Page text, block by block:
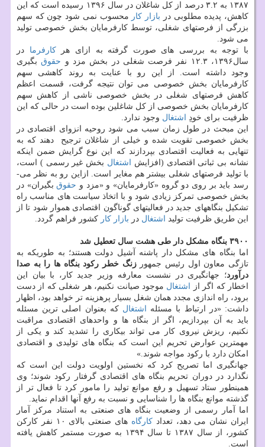
۱۳۸۷ به ۳.۲ درصد از كل شاغلان در سال ۱۳۹۶ رسیده است كه این
كاهش، پدیده مطلوبی در بازار كار محسوب نمی­ شود چون كه سهم
بزرگی از فرصت­های شغلی، توسط كارفرمایان بخش خصوصی تولید
می­ شود.
با توجه به بررسی­ های صورت گرفته به ازای هركارفرما در
سال۱۳۹۶، ۱۲.۳ نفر فرصت شغلی در بخش مزد و
حقوقبگیری
وجود داشته است. از این رو با عنایت به روند كاهشی سهم
كارفرمایان بخش خصوصی­ می­ توان نتیجه گرفت، قسمت اعظم
كاهش فرصت­های شغلی در بخش خصوصی ناشی از كاهش سهم
كارفرمایان بخش خصوصی از كل شاغلین بوده است در حالی ­كه این
ظرفیت برای خودِ اشتغال وجود ندارد.
این مبحث در طول زمان سبب می­ شود روحیه انزوای اقتصادی در
بخش خصوصی تقویت شده و خیلی از شاغلان ترجیح ­ دهند كه به
تنهایی به فعالیت اقتصادی بپردازند كه این نوع گرایش ضمن این­كه
نشانه بی­ ثباتی اقتصادی (افزایش
اشتغال بخش غیر رسمی ) است،
با تولید فرصت­های شغلی بیشتر هم مغایر است. ازاین رو به نظر می­
رسد باید بر روی دو گروه «كارفرمایان» و «مزد و حقوقبگیران» در
بخش خصوصی تمركز زیادی شود و با اتخاذ سیاست های مناسب راه
تشكیل بنگاه­های جدید در فعالیت­های گوناگون اقتصادی هموار شود تا از
این طریق ظرفیت تولید اشتغال در بازار كار كشور فراهم گردد.
۳۹۰۰ بنگاه مشكل دار طی هشت سال تعطیل شد
اما بنگاه های مشكل دار پاشنه آشیل دولت هستند؛ به طوریكه به
تازگی معاون اول رئیس جمهورزنگ خطر ركود بنگاه ها را به صدا
درآورد؛ جهانگیری در نشست معارفه وزیر جدید كار، با بیان این
اخطار كه اگر از
اشتغال موجود صیانت نكنیم، هر شغلی كه از دست
برود، راه اندازی مجدد همان شغل بسیار پرهزینه تر خواهد بود، اظهار
داشت: «در ارتباط با مسئله
اشتغال كه بعنوان اصلی ترین مسئله
باید به آن بپردازیم، اگر از بنگاه ها و واحدهای اقتصادی مراقبت
نكنیم، ریزش نیروی كار می تواند بیكاری را تشدید كند و یكی از
مهمترین عوارض تحریم این است كه بنگاه های تولیدی و اقتصادی
امكان دارد با ركود مواجه شوند.»
جهانگیری اما تصریح كرد كه نخستین اولویت دولت این است كه
نگذارد در دوران تحریم بنگاه های اقتصادی گرفتار ركود شوند؛ وی
همینطور ستاد تسهیل و رفع موانع تولید را مامور كرد تا فعال تر از
گذشته موانع بنگاه ها را شناسایی و نسبت به رفع آنها اقدام نماید.
اما آمار رسمی از وضعیت بنگاه های صنعتی به استناد مركز آمار
ایران نشان می دهد، تعدادكارگاه
های صنعتی بالای ۱۰ نفر كاركن
كشور، از سال ۱۳۸۷ تا سال ۱۳۹۴ به صورت مستمر كاهش یافته
است.